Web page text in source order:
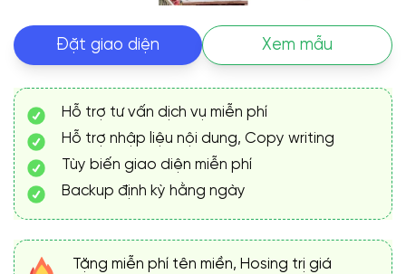
Đặt giao diện Xem mẫu
Hỗ trợ tư vấn dịch vụ miễn phí
Hỗ trợ nhập liệu nội dung, Copy writing
Tùy biến giao diện miễn phí
Backup định kỳ hằng ngày
Tặng miễn phí tên miền, Hosing trị giá